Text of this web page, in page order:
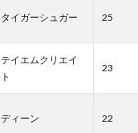
タイガーシュガー 25
テイエムクリエイ
ト
23
ディーン 22